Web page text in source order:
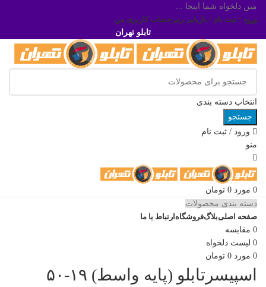
متن دلخواه شما اینجا ...
ورود / ثبت نام / بازیابی رمز حساب کاربری من
تابلو تهران
انتخاب دسته بندی
جستجو
ورود / ثبت نام
منو
0 مورد 0 تومان
دسته بندی محصولات
صفحه اصلیبلاگفروشگاه ارتباط با ما
0 مقایسه
0 لیست دلخواه
0 مورد 0 تومان
اسپیسرتابلو (پایه واسط) ۱۹-۵۰